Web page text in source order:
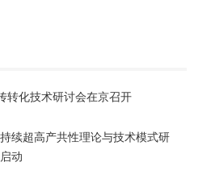
转化技术研讨会在京召开
续超高产共性理论与技术模式研
动